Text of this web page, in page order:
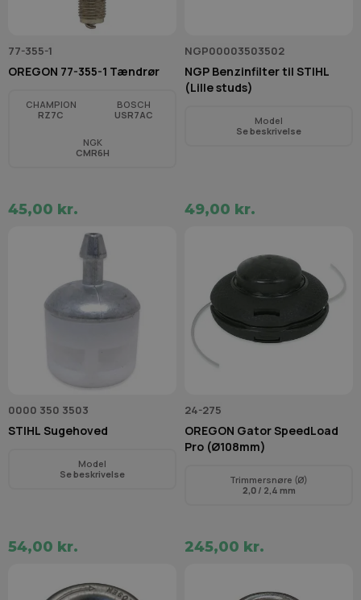
77-355-1
OREGON 77-355-1 Tændrør
CHAMPION
RZ7C
BOSCH
USR7AC
NGK
CMR6H
45,00 kr.
NGP00003503502
NGP Benzinfilter til STIHL
(Lille studs)
Model
Se beskrivelse
49,00 kr.
0000 350 3503
STIHL Sugehoved
Model
Se beskrivelse
54,00 kr.
24-275
OREGON Gator SpeedLoad
Pro (Ø108mm)
Trimmersnøre (Ø)
2,0/ 2,4 mm
245,00 kr.